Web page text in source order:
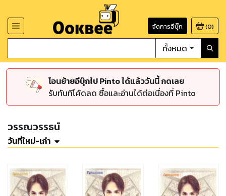
จัดการอีบุ๊ก (0)
ทั้งหมด
โอนย้ายอีบุ๊กไป Pinto ได้แล้ววันนี้ กดเลย
รับทันทีโค้ดลด ซื้อและอ่านได้ต่อเนื่องที่ Pinto
วรรณวรรธน์
วันที่ใหม่-เก่า